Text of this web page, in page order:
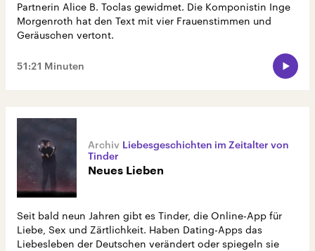
Partnerin Alice B. Toclas gewidmet. Die Komponistin Inge
Morgenroth hat den Text mit vier Frauenstimmen und
Geräuschen vertont.
51:21 Minuten
Liebesgeschichten im Zeitalter von
Tinder
Neues Lieben
Seit bald neun Jahren gibt es Tinder, die Online-App für
Liebe, Sex und Zärtlichkeit. Haben Dating-Apps das
Liebesleben der Deutschen verändert oder spiegeln sie